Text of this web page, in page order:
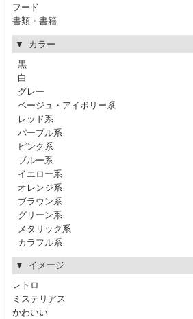
フード
書類・書籍
カラー
黒
白
グレー
ベージュ・アイボリー系
レッド系
パープル系
ピンク系
ブルー系
イエロー系
オレンジ系
ブラウン系
グリーン系
メタリック系
カラフル系
イメージ
レトロ
ミステリアス
かわいい